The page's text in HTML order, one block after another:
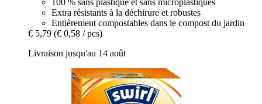
100 % sans plastique et sans microplastiques
Extra résistants à la déchirure et robustes
Entièrement compostables dans le compost du jardin
€ 5,79 (€ 0,58 / pcs)
Livraison jusqu'au 14 août